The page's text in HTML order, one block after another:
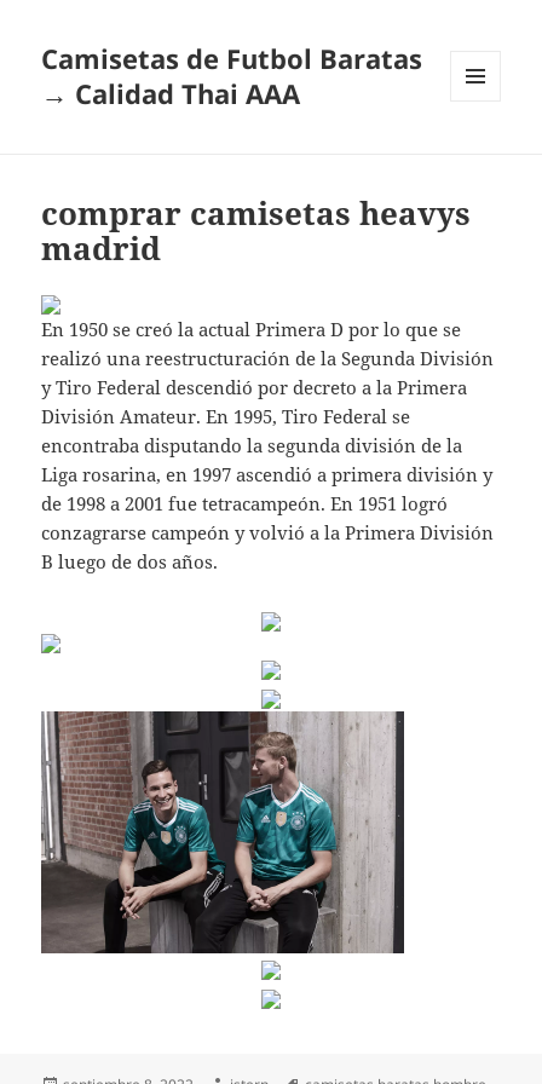
Camisetas de Futbol Baratas
→ Calidad Thai AAA
comprar camisetas heavys
madrid
En 1950 se creó la actual Primera D por lo que se
realizó una reestructuración de la Segunda División
y Tiro Federal descendió por decreto a la Primera
División Amateur. En 1995, Tiro Federal se
encontraba disputando la segunda división de la
Liga rosarina, en 1997 ascendió a primera división y
de 1998 a 2001 fue tetracampeón. En 1951 logró
conzagrarse campeón y volvió a la Primera División
B luego de dos años.